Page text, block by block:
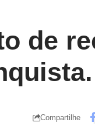
de
Compartilhe